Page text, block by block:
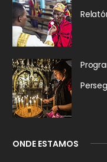
ONDE ESTAMOS